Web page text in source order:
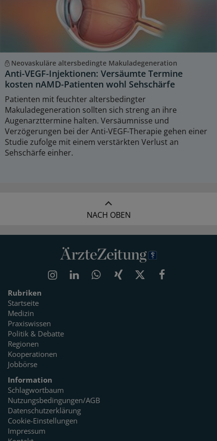
Neovaskuläre altersbedingte Makuladegeneration
Anti-VEGF-Injektionen: Versäumte Termine
kosten nAMD-Patienten wohl Sehschärfe
Patienten mit feuchter altersbedingter
Makuladegeneration sollten sich streng an ihre
Augenarzttermine halten. Versäumnisse und
Verzögerungen bei der Anti-VEGF-Therapie gehen einer
Studie zufolge mit einem verstärkten Verlust an
Sehschärfe einher.
NACH OBEN
Rubriken
Startseite
Medizin
Praxiswissen
Politik & Debatte
Regionen
Kooperationen
Jobbörse
Information
Schlagwortbaum
Nutzungsbedingungen/AGB
Datenschutzerklärung
Cookie-Einstellungen
Impressum